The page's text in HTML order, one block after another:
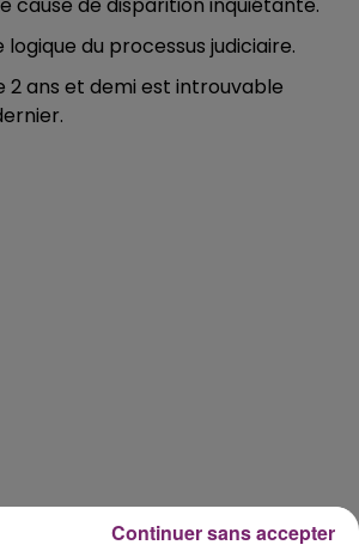
logique du processus judiciaire.
2 ans et demi est introuvable
Continuer sans accepter